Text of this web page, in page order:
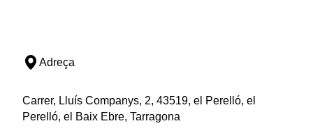
Adreça
Carrer, Lluís Companys, 2, 43519, el Perelló, el
Perelló, el Baix Ebre, Tarragona